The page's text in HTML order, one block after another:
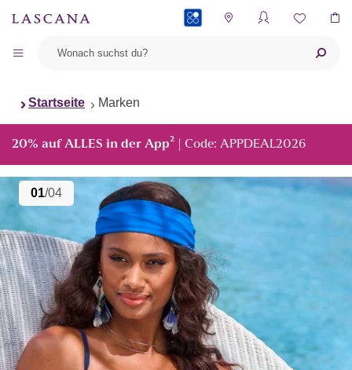
Startseite Marken
20% auf ALLES in der App² | Code: APPDEAL2026
01/04